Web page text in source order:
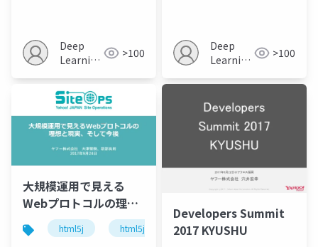
People Images
Deep
Learning
>100
Responses
Deep
Learning
>100
大規模運用で見える
Webプロトコルの理想
と現実、そして今後
#html5j #html5j_b
html5j html5j_b
Developers Summit
2017 KYUSHU